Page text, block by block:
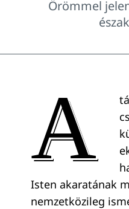
Örömmel
A
Isten akaratának
nemzetközileg